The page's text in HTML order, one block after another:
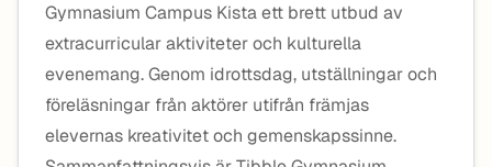
Gymnasium Campus Kista ett brett utbud av
extracurricular aktiviteter och kulturella
evenemang. Genom idrottsdag, utställningar och
föreläsningar från aktörer utifrån främjas
elevernas kreativitet och gemenskapssinne.